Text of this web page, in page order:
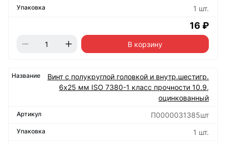
1 шт.
16 ₽
В корзину
Винт с полукруглой головкой и внутр.шестигр.
6х25 мм ISO 7380-1 класс прочности 10.9,
оцинкованный
П0000031385шт
1 шт.